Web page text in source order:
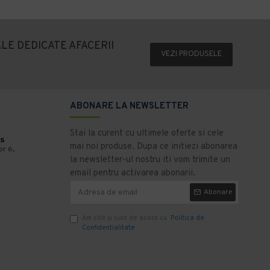
DEDICATE AFACERII
VEZI PRODUSELE
6,
ABONARE LA NEWSLETTER
Stai la curent cu ultimele oferte si cele
mai noi produse. Dupa ce initiezi abonarea
la newsletter-ul nostru iti vom trimite un
email pentru activarea abonarii.
Abonare
Am citit şi sunt de acord cu Politica de
Confidentialitate